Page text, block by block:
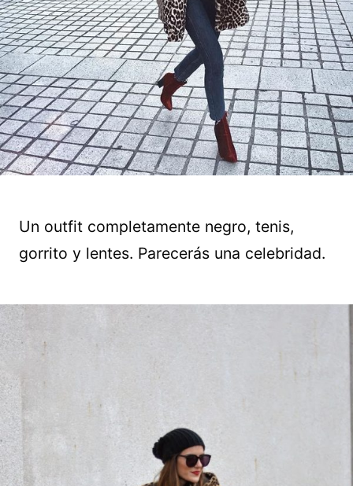
Un outfit completamente negro, tenis,
gorrito y lentes. Parecerás una celebridad.